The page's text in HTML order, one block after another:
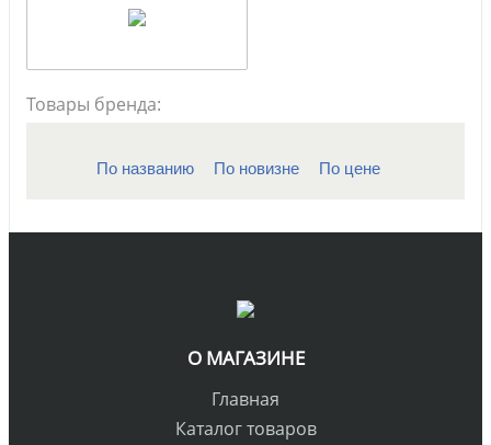
Товары бренда:
По названию По новизне По цене
О МАГАЗИНЕ
Главная
Каталог товаров